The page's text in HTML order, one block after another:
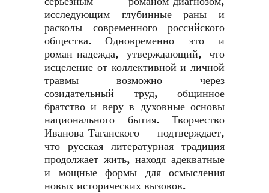
исследующим глубинные раны и
расколы современного российского
общества. Одновременно это и
роман-надежда, утверждающий, что
исцеление от коллективной и личной
травмы возможно через
созидательный труд, общинное
братство и веру в духовные основы
национального бытия. Творчество
Иванова-Таганского подтверждает,
что русская литературная традиция
продолжает жить, находя адекватные
и мощные формы для осмысления
новых исторических вызовов.